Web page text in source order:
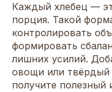
Каждый хлебец —
порция. Такой
контролировать
формировать
лишних усилий.
овощи или
получите полезный